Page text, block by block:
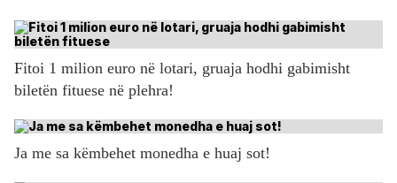
Fitoi 1 milion euro në lotari, gruaja hodhi gabimisht
biletën fituese në plehra!
Ja me sa këmbehet monedha e huaj sot!